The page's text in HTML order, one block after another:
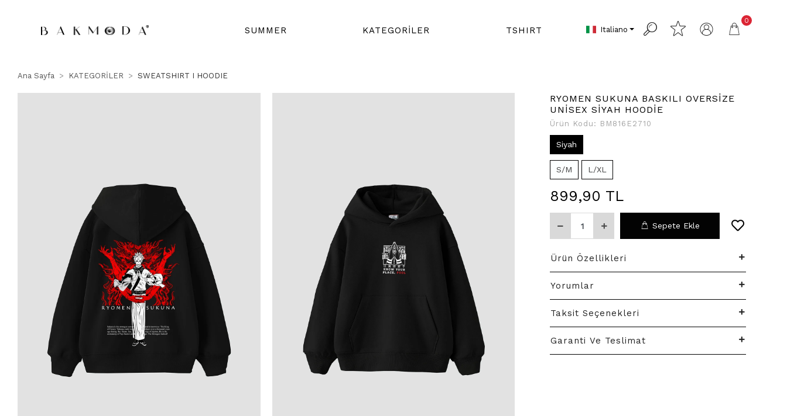
SUMMER KATEGORİLER TSHIRT Italiano
0
Ana Sayfa KATEGORİLER SWEATSHIRT I HOODIE
RYOMEN SUKUNA BASKILI OVERSİZE
UNİSEX SİYAH HOODİE
Ürün Kodu: BM816E2710
Siyah
S/M L/XL
899,90 TL
Sepete Ekle
Ürün Özellikleri
Yorumlar
Taksit Seçenekleri
Garanti Ve Teslimat